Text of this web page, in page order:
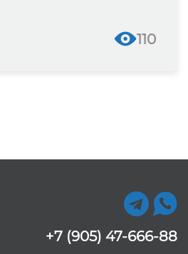
110
+7 (905) 47-666-88